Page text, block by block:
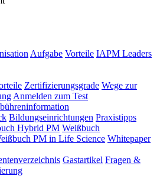
Aufgabe Vorteile IAPM Leaders
Zertifizierungsgrade Wege zur
Anmelden zum Test
Bildungseinrichtungen Praxistipps
Hybrid PM Weißbuch
PM in Life Science Whitepaper
Gastartikel Fragen &